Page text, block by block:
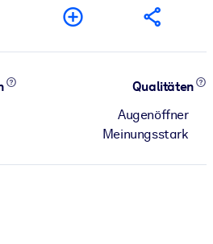
Qualitäten
Augenöffner
Meinungsstark